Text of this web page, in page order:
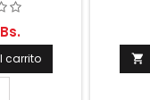
carrito 